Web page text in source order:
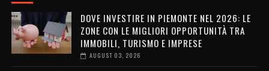
DOVE INVESTIRE IN PIEMONTE NEL 2026: LE
ZONE CON LE MIGLIORI OPPORTUNITÀ TRA
IMMOBILI, TURISMO E IMPRESE
AUGUST 03, 2026